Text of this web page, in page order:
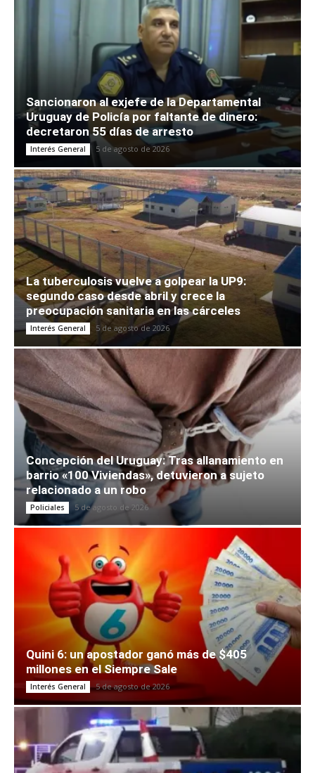
Sancionaron al exjefe de la Departamental
Uruguay de Policía por faltante de dinero:
decretaron 55 días de arresto
Interés General 5 de agosto de 2026
La tuberculosis vuelve a golpear la UP9:
segundo caso desde abril y crece la
preocupación sanitaria en las cárceles
Interés General 5 de agosto de 2026
Concepción del Uruguay: Tras allanamiento en
barrio «100 Viviendas», detuvieron a sujeto
relacionado a un robo
Policiales 5 de agosto de 2026
Quini 6: un apostador ganó más de $405
millones en el Siempre Sale
Interés General 5 de agosto de 2026